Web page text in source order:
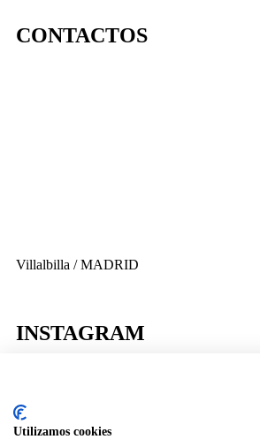
CONTACTOS
Villalbilla / MADRID
INSTAGRAM
ENLACES
Utilizamos cookies